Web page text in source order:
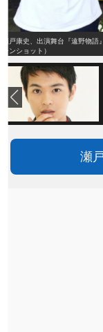
瀬戸康史、出演舞台『遠野物
ーンショット）
瀬